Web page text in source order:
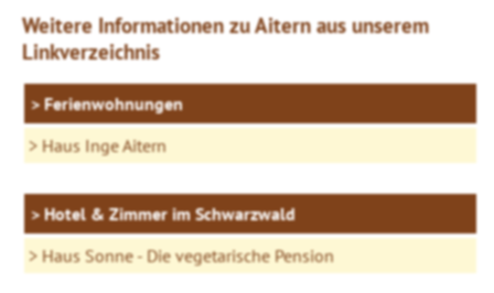
Weitere Informationen zu Aitern aus unserem
Linkverzeichnis
Ferienwohnungen
Haus Inge Aitern
Hotel & Zimmer im Schwarzwald
Haus Sonne - Die vegetarische Pension